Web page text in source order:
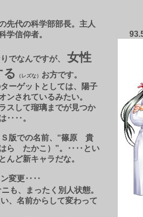
先代の科学部部長。主人
学信仰者。
でなんですが、 女性
る
（レズな） お方です。
ーゲットとしては、陽子
ンされているみたい。
スして瑠璃までが見つか
‥‥。
版での名前、“篠原 貴
ら たかこ）”。‥‥とい
んど新キャラだな。
変更‥‥
も、まったく別人状態。
、名前からして変わって